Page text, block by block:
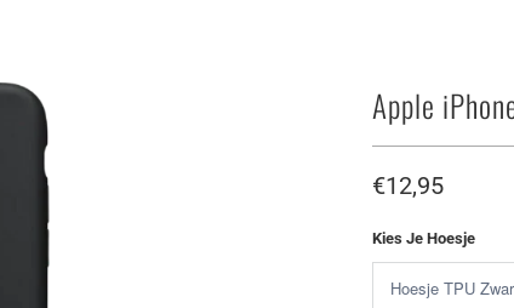
Apple
€12,95
Kies Je Hoesje